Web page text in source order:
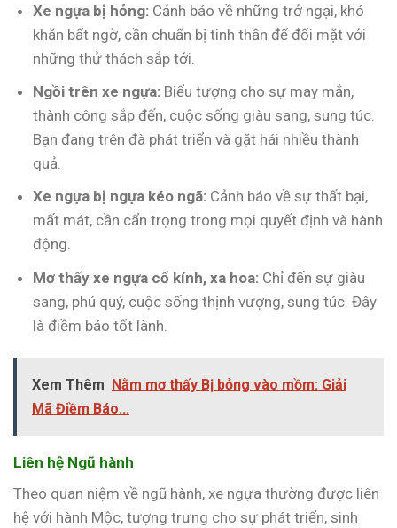
Xe ngựa bị hỏng: Cảnh báo về những trở ngại, khó
khăn bất ngờ, cần chuẩn bị tinh thần để đối mặt với
những thử thách sắp tới.
Ngồi trên xe ngựa: Biểu tượng cho sự may mắn,
thành công sắp đến, cuộc sống giàu sang, sung túc.
Bạn đang trên đà phát triển và gặt hái nhiều thành
quả.
Xe ngựa bị ngựa kéo ngã: Cảnh báo về sự thất bại,
mất mát, cần cẩn trọng trong mọi quyết định và hành
động.
Mơ thấy xe ngựa cổ kính, xa hoa: Chỉ đến sự giàu
sang, phú quý, cuộc sống thịnh vượng, sung túc. Đây
là điềm báo tốt lành.
Xem Thêm Nằm mơ thấy Bị bỏng vào mồm: Giải
Mã Điềm Báo...
Liên hệ Ngũ hành
Theo quan niệm về ngũ hành, xe ngựa thường được liên
hệ với hành Mộc, tượng trưng cho sự phát triển, sinh